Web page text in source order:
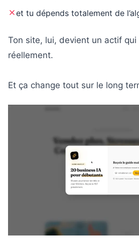
et tu dépends totalement de
Ton site, lui, devient un actif qui
réellement.
Et ça change tout sur le long